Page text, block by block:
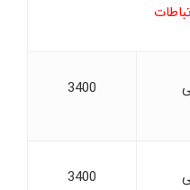
3400
3400